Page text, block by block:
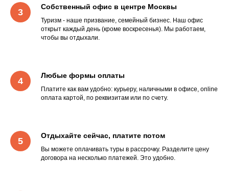
Собственный офис в центре Москвы
Туризм - наше призвание, семейный бизнес. Наш офис
открыт каждый день (кроме воскресенья). Мы работаем,
чтобы вы отдыхали.
Любые формы оплаты
Платите как вам удобно: курьеру, наличными в офисе, online
оплата картой, по реквизитам или по счету.
Отдыхайте сейчас, платите потом
Вы можете оплачивать туры в рассрочку. Разделите цену
договора на несколько платежей. Это удобно.